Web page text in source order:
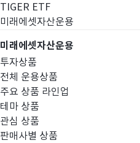
TIGER ETF
미래에셋자산운용
미래에셋자산운용
투자상품
전체 운용상품
주요 상품 라인업
테마 상품
관심 상품
판매사별 상품